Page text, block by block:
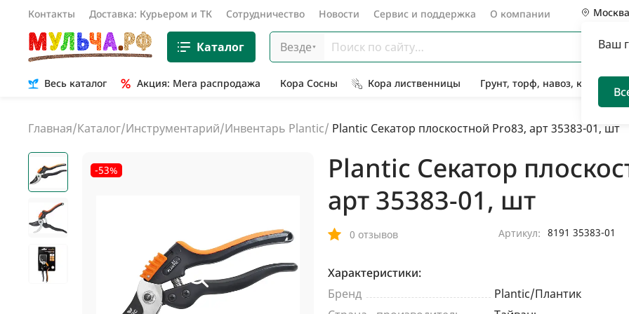
Контакты Доставка: Курьером и ТК Сотрудничество Новости Сервис и поддержка О компании Москва
Ваш
Каталог Везде
Весь каталог Акция: Мега распродажа Кора Сосны Кора лиственницы Грунт, торф, навоз, компост
Главная/Каталог/Инструментарий/Инвентарь Plantic/ Plantic Секатор плоскостной Pro83, арт 35383-01, шт
-53%
Plantic Секатор
арт 35383-01, шт
0 отзывов Артикул: 8191 35383-01
Характеристики:
Бренд
Plantic/Плантик